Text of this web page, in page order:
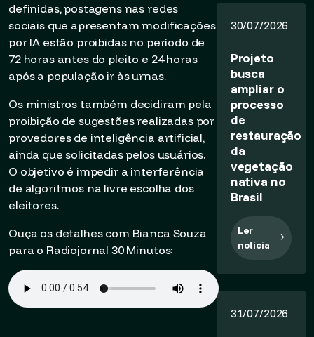
definidas, postagens nas redes
sociais que apresentam modificações
por IA estão proibidas no período de
72 horas antes do pleito e 24 horas
após a população ir às urnas.
Os ministros também decidiram pela
proibição de sugestões realizadas por
provedores de inteligência artificial,
ainda que solicitadas pelos usuários.
O objetivo é impedir a interferência
de algoritmos na livre escolha dos
eleitores.
Ouça os detalhes com Bianca Souza
para o Radiojornal 30 Minutos:
30/07/2026
Projeto
busca
ampliar o
processo
de
restauração
da
vegetação
nativa no
Brasil
Ler
notícia
31/07/2026